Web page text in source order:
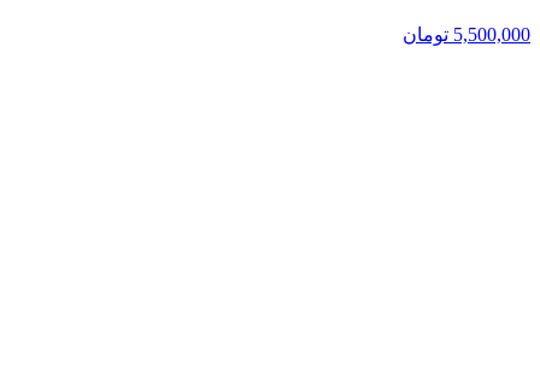
5,500,000 تومان